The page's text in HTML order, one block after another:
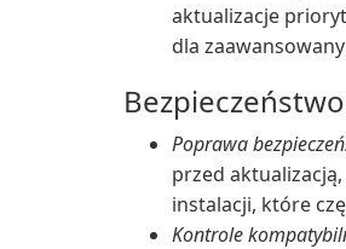
aktualizacje
dla
Poprawa
przed
instalacji, które
Kontrole